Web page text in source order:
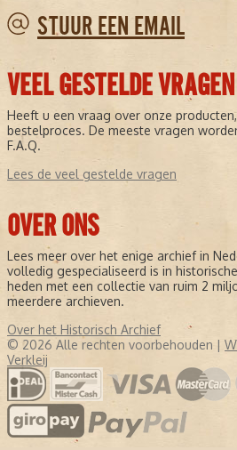
STUUR EEN EMAIL
VEEL GESTELDE VRAGEN
Heeft u een vraag over onze
bestelproces. De meeste vragen
F.A.Q.
Lees de veel gestelde vragen
OVER ONS
Lees meer over het enige archief in
volledig gespecialiseerd is in
heden met een collectie van ruim 2
meerdere archieven.
Over het Historisch Archief
© 2026 Alle rechten voorbehouden |
Verkleij